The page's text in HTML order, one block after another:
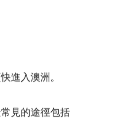
進入澳洲。
見的途徑包括